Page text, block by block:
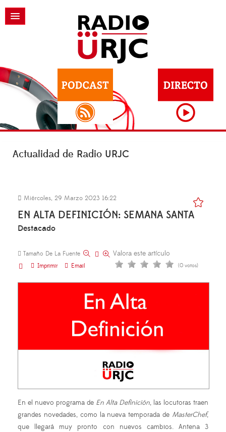
Actualidad de Radio URJC
Miércoles, 29 Marzo 2023 16:22
EN ALTA DEFINICIÓN: SEMANA SANTA
Destacado
Tamaño De La Fuente
Imprimir
Email
Valora este artículo
(0 votos)
En el nuevo programa de En Alta Definición, las locutoras traen
grandes novedades, como la nueva temporada de MasterChef,
que llegará muy pronto con nuevos cambios. Antena 3